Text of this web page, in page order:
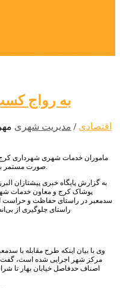
به رواج
اقتصادی / مدیریت شهری مهر 15, 1398 - اکتبر 7, 2019
ماموران خدمات شهری شهرداری کرج
صورت مستمر با هرگونه سدمعبر خیابانی قاطعانه برخورد می کند.
به گزارش پایگاه خبری پیشتازان
پوشاک کرج و معاون خدمات
سدمعبر در راستای حفاظت و حراست
راستای جلوگیری از
وی با بیان اینکه طرح مقابله با
مرکز شهر اجرایی شده است، گفت:
اصناف حدفاصل خیابان بهار تا